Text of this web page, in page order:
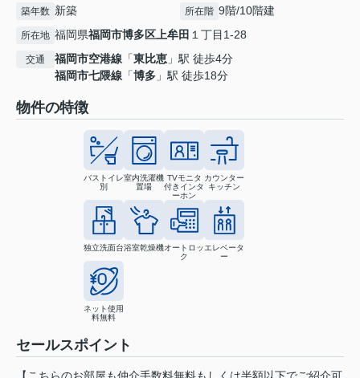
築年数 新築 所在階 9階/10階建
所在地 福岡県福岡市博多区上牟田 １丁目1-28
交通 福岡市空港線 「東比恵 」駅 徒歩4分
福岡市七隈線 「博多 」駅 徒歩18分
物件の特徴
バストイレ
別
室内洗濯機
置場
TVモニタ
付きインタ
ーホン
カウンター
キッチン
独立洗面台浴室乾燥機オートロッ
ク
エレベータ
ー
ネット使用
料無料
セールスポイント